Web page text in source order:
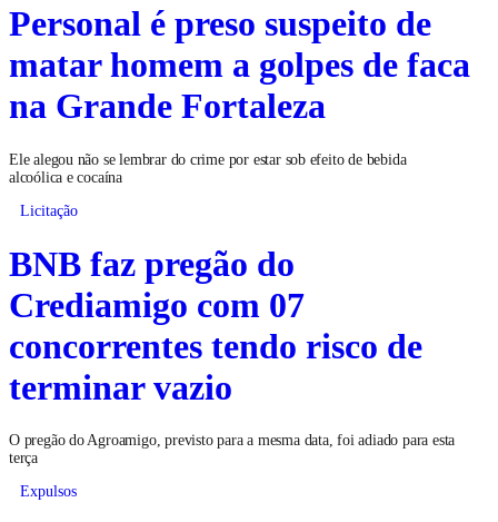
Personal é preso suspeito de
matar homem a golpes de faca
na Grande Fortaleza
Ele alegou não se lembrar do crime por estar sob efeito de bebida
alcoólica e cocaína
Licitação
BNB faz pregão do
Crediamigo com 07
concorrentes tendo risco de
terminar vazio
O pregão do Agroamigo, previsto para a mesma data, foi adiado para esta
terça
Expulsos